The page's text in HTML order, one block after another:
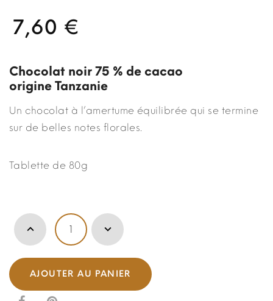
7,60 €
Chocolat noir 75 % de cacao
origine Tanzanie
Un chocolat à l’amertume équilibrée qui se termine
sur de belles notes florales.
Tablette de 80g
AJOUTER AU PANIER